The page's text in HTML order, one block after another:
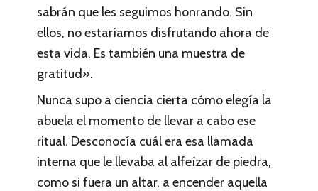
sabrán que les seguimos honrando. Sin
ellos, no estaríamos disfrutando ahora de
esta vida. Es también una muestra de
gratitud».
Nunca supo a ciencia cierta cómo elegía la
abuela el momento de llevar a cabo ese
ritual. Desconocía cuál era esa llamada
interna que le llevaba al alfeízar de piedra,
como si fuera un altar, a encender aquella